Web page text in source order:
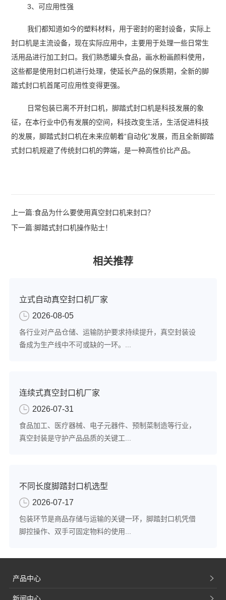
3、可应用性强
我们都知道如今的塑料材料，用于密封的密封设备，实际上
封口机是主流设备，现在实际应用中，主要用于处理一些日常生
活用品进行加工封口。我们熟悉罐头食品，画水粉画颜料使用，
这些都是使用封口机进行处理，使延长产品的保质期，全新的脚
踏式封口机首尾可应用性变得更强。
日常包装已离不开封口机，脚踏式封口机是科技发展的象
征，在本行业中仍有发展的空间，科技改变生活，生活促进科技
的发展，脚踏式封口机在未来应朝着“自动化”发展，而且全新脚踏
式封口机规避了传统封口机的弊端，是一种高性价比产品。
上一篇:食品为什么要使用真空封口机来封口？
下一篇:脚踏式封口机操作贴士！
相关推荐
立式自动真空封口机厂家
2026-08-05
各行业对产品仓储、运输防护要求持续提升，真空封装设
备成为生产线中不可或缺的一环。...
连续式真空封口机厂家
2026-07-31
食品加工、医疗器械、电子元器件、预制菜制造等行业，
真空封装是守护产品品质的关键工...
不同长度脚踏封口机选型
2026-07-17
包装环节是商品存储与运输的关键一环，脚踏封口机凭借
脚控操作、双手可固定物料的使用...
产品中心